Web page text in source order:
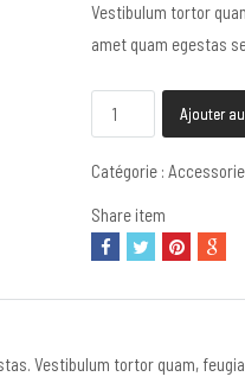
Vestibulum tortor
amet quam egestas
quantité
de
Bag
Ajouter
Catégorie :
Share item
Vestibulum tortor quam,